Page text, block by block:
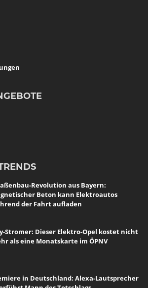
Revolution aus Bayern:
Beton kann Elektroautos
der Fahrt aufladen
Stromer: Dieser Elektro-Opel kostet nicht
als eine Monatskarte im ÖPNV
in Deutschland: Alexa-Lautsprecher